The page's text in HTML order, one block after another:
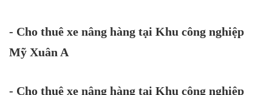
- Cho thuê xe nâng hàng tại Khu công nghiệp
Mỹ Xuân A
- Cho thuê xe nâng hàng tại Khu công nghiệp